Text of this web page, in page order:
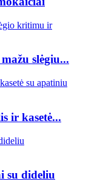
slėgiu...
ir kasetė...
su dideliu